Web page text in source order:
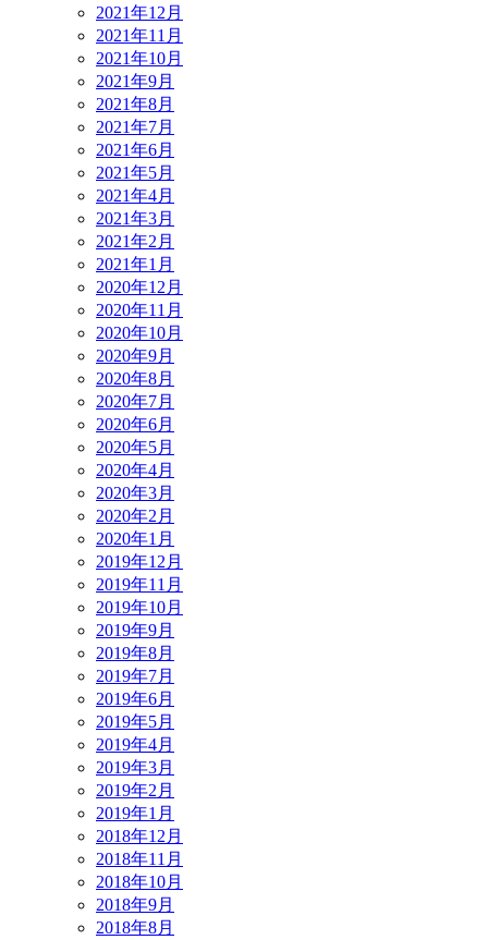
2021年12月
2021年11月
2021年10月
2021年9月
2021年8月
2021年7月
2021年6月
2021年5月
2021年4月
2021年3月
2021年2月
2021年1月
2020年12月
2020年11月
2020年10月
2020年9月
2020年8月
2020年7月
2020年6月
2020年5月
2020年4月
2020年3月
2020年2月
2020年1月
2019年12月
2019年11月
2019年10月
2019年9月
2019年8月
2019年7月
2019年6月
2019年5月
2019年4月
2019年3月
2019年2月
2019年1月
2018年12月
2018年11月
2018年10月
2018年9月
2018年8月